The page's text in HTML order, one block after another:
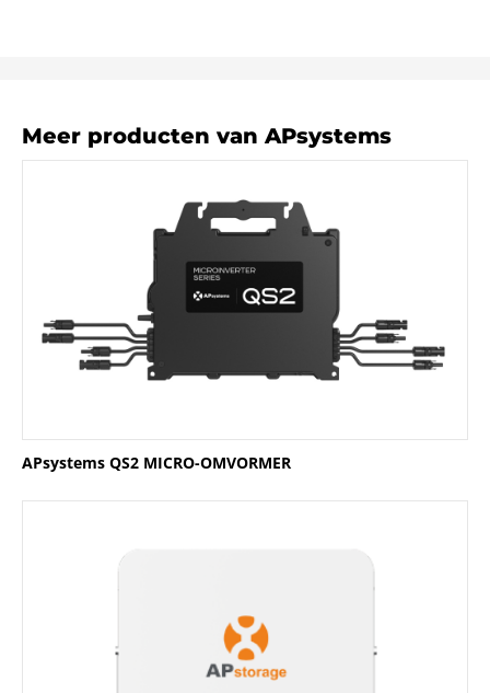
Meer producten van APsystems
APsystems QS2 MICRO-OMVORMER